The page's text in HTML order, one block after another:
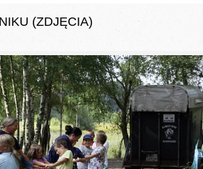
(ZDJĘCIA)